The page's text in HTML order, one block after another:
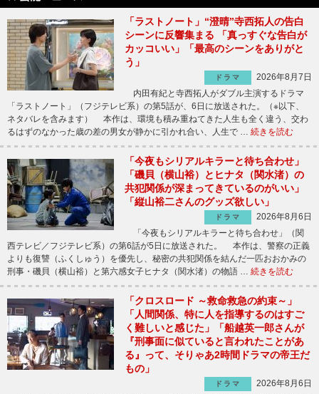
「ラストノート」“澄晴”寺西拓人の告白
シーンに反響集まる 「真っすぐな告白が
カッコいい」「最高のシーンをありがと
う」
ドラマ
2026年8月7日
内田有紀と寺西拓人がダブル主演するドラマ
「ラストノート」（フジテレビ系）の第5話が、6日に放送された。（※以下、
ネタバレを含みます） 本作は、環境も積み重ねてきた人生も全く違う、交わ
るはずのなかった歳の差の男女が静かに引かれ合い、人生で … 続きを読む
「今夜もシリアルキラーと待ち合わせ」
「磯貝（横山裕）とヒナタ（関水渚）の
共犯関係が深まってきているのがいい」
「縦山裕二さんのグッズ欲しい」
ドラマ
2026年8月6日
「今夜もシリアルキラーと待ち合わせ」（関
西テレビ／フジテレビ系）の第6話が5日に放送された。 本作は、警察の正義
よりも復讐（ふくしゅう）を優先し、秘密の共犯関係を結んだ一匹おおかみの
刑事・磯貝（横山裕）と第六感女子ヒナタ（関水渚）の物語 … 続きを読む
「クロスロード ～救命救急の約束～」
「人間関係、特に人を指導するのはすご
く難しいと感じた」「船越英一郎さんが
『刑事面に似ていると言われたことがあ
る』って、そりゃあ2時間ドラマの帝王だ
もの」
ドラマ
2026年8月6日